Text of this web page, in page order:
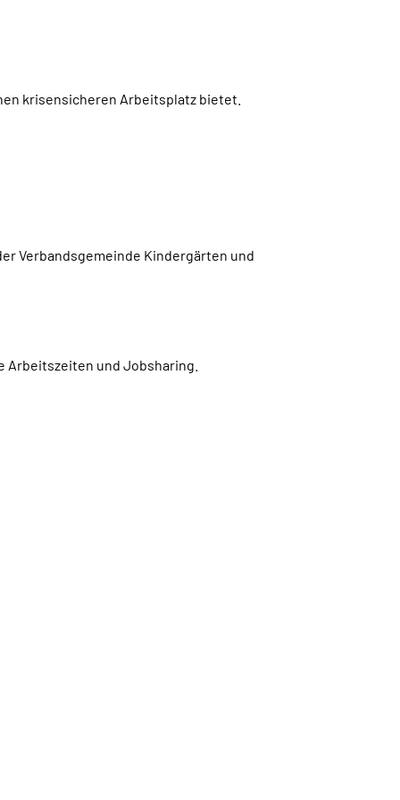
krisensicheren Arbeitsplatz bietet.
Verbandsgemeinde Kindergärten und
Arbeitszeiten und Jobsharing